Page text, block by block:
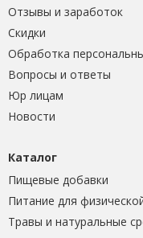
Отзывы и заработок
Скидки
Обработка
Вопросы и ответы
Юр лицам
Новости
Каталог
Пищевые добавки
Питание для
Травы и натуральные